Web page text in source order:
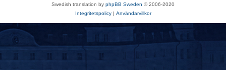
Swedish translation by phpBB Sweden © 2006-2020
Integritetspolicy| Användarvillkor